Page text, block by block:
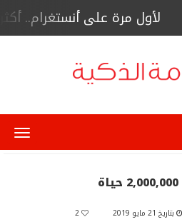
لأول مرة على أنستغرام.. أكثر من 9400 مشاهد لبث حي لأخصائي صحة
بتاريخ 21 مايو 2019 2